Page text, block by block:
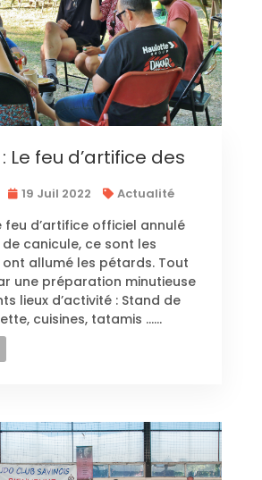
Le feu d’artifice des
19 Juil 2022 Actualité
d’artifice officiel annulé
canicule, ce sont les
allumé les pétards. Tout
une préparation minutieuse
lieux d’activité : Stand de
cuisines, tatamis …...